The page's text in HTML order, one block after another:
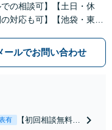
での相談可】【土日・休
対応も可】【池袋・東池
・刑事事件を中心に「個
からのご相談・ご依頼を幅
ールでお問い合わせ
有
【初回相談無料】